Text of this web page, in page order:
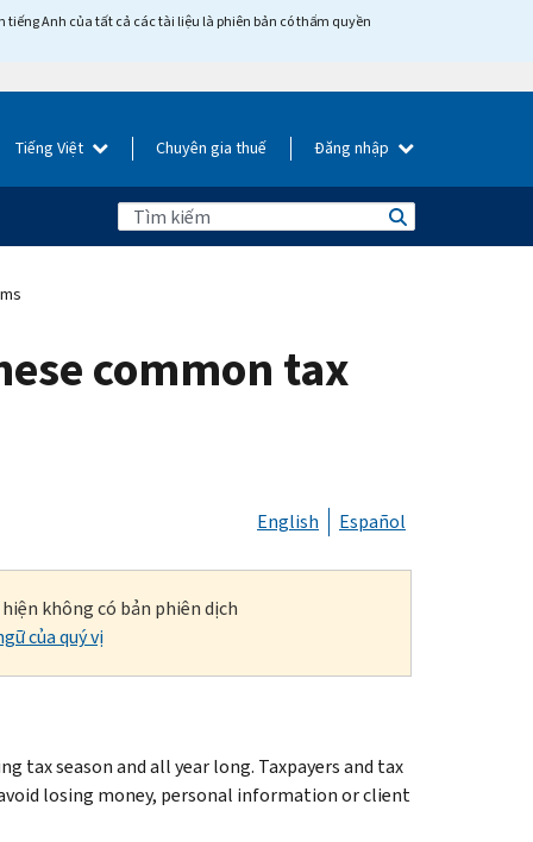
tiếng Anh của tất cả các tài liệu là phiên bản có thẩm quyền
Tiếng Việt Chuyên gia thuế Đăng nhập
common tax
English Español
không có bản phiên dịch
của quý vị
tax season and all year long. Taxpayers and tax
losing money, personal information or client